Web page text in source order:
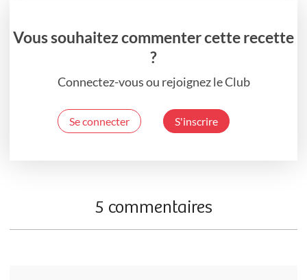
Vous souhaitez commenter cette recette
?
Connectez-vous ou rejoignez le Club
Se connecter S'inscrire
5 commentaires